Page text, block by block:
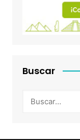
Buscar